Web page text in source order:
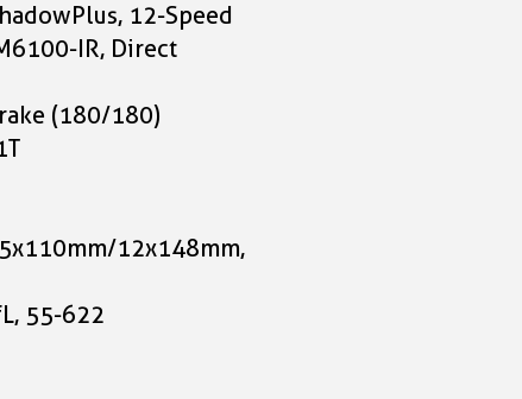
12-Speed
IR, Direct
(180/180)
12x148mm,
55-622